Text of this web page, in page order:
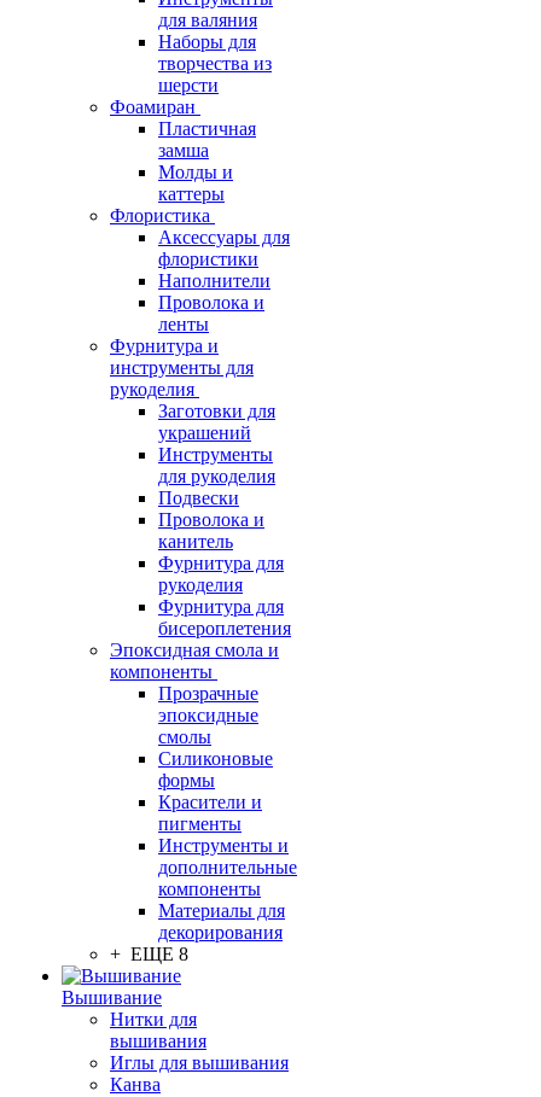
для валяния
Наборы для
творчества из
шерсти
Фоамиран
Пластичная
замша
Молды и
каттеры
Флористика
Аксессуары для
флористики
Наполнители
Проволока и
ленты
Фурнитура и
инструменты для
рукоделия
Заготовки для
украшений
Инструменты
для рукоделия
Подвески
Проволока и
канитель
Фурнитура для
рукоделия
Фурнитура для
бисероплетения
Эпоксидная смола и
компоненты
Прозрачные
эпоксидные
смолы
Силиконовые
формы
Красители и
пигменты
Инструменты и
дополнительные
компоненты
Материалы для
декорирования
+ ЕЩЕ 8
Вышивание
Нитки для
вышивания
Иглы для вышивания
Канва